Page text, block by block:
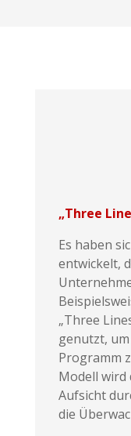
„Three
Es haben
entwickelt,
„Three
genutzt,
Programm
Modell wird
Aufsicht
die